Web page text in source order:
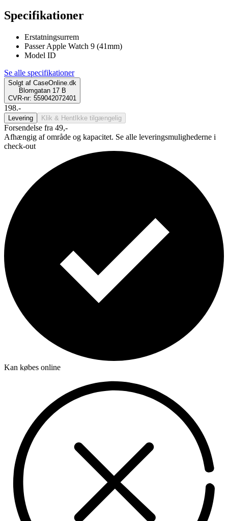
Specifikationer
Erstatningsurrem
Passer Apple Watch 9 (41mm)
Model ID
Se alle specifikationer
Solgt af CaseOnline.dk
Blomgatan 17 B
CVR-nr: 559042072401
198.-
Levering Klik & Hent Ikke tilgængelig
Forsendelse fra 49,-
Afhængig af område og kapacitet. Se alle leveringsmulighederne i
check-out
Kan købes online